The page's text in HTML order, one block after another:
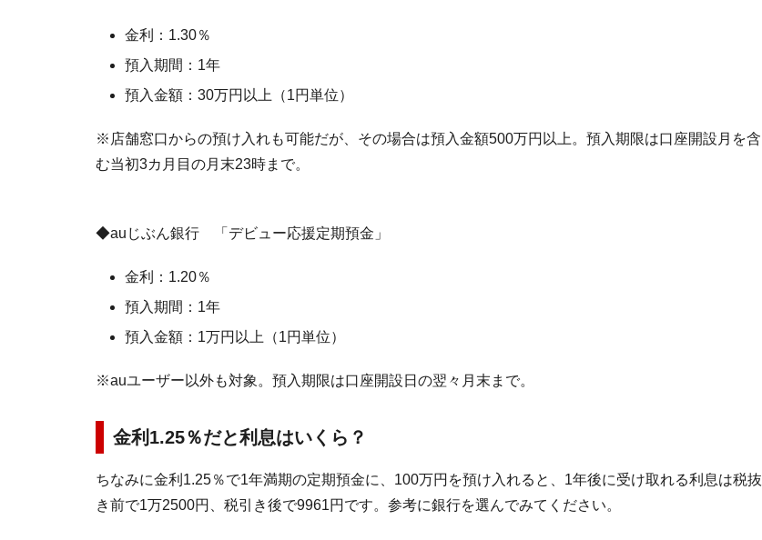
金利：1.30％
預入期間：1年
預入金額：30万円以上（1円単位）
※店舗窓口からの預け入れも可能だが、その場合は預入金額500万円以上。預入期限は口座開設月を含
む当初3カ月目の月末23時まで。
◆auじぶん銀行 「デビュー応援定期預金」
金利：1.20％
預入期間：1年
預入金額：1万円以上（1円単位）
※auユーザー以外も対象。預入期限は口座開設日の翌々月末まで。
金利1.25％だと利息はいくら？
ちなみに金利1.25％で1年満期の定期預金に、100万円を預け入れると、1年後に受け取れる利息は税抜
き前で1万2500円、税引き後で9961円です。参考に銀行を選んでみてください。